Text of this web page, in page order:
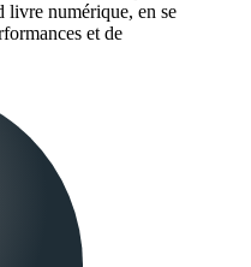
livre numérique, en se
et de